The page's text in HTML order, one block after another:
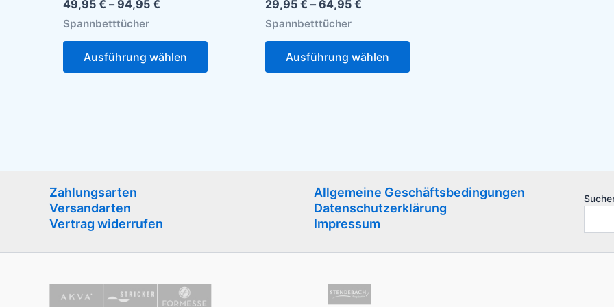
49,95 € – 94,95 €
Spannbetttücher
Ausführung wählen
29,95 € – 64,95 €
Spannbetttücher
Ausführung wählen
Zahlungsarten
Versandarten
Vertrag widerrufen
Allgemeine Geschäftsbedingungen
Datenschutzerklärung
Impressum